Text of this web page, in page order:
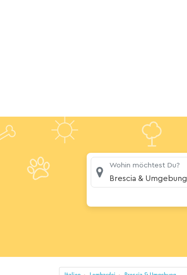
Wohin möchtest Du?
Brescia & Umgebung